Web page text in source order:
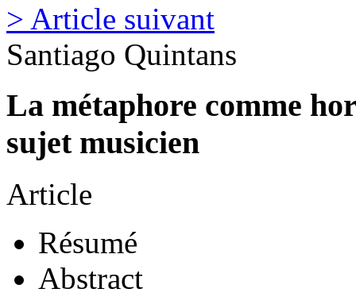
> Article suivant
Santiago Quintans
La métaphore comme
sujet musicien
Article
Résumé
Abstract